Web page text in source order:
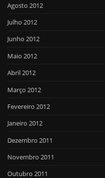
Agosto 2012
Julho 2012
Junho 2012
Maio 2012
Abril 2012
Março 2012
Fevereiro 2012
Janeiro 2012
Dezembro 2011
Novembro 2011
Outubro 2011